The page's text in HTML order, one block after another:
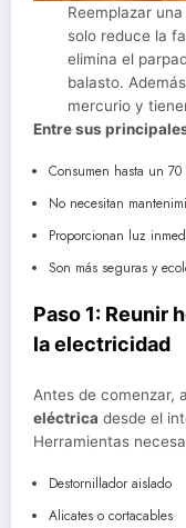
Reemplazar
solo reduce la
elimina el
balasto.
mercurio y
Entre sus
Consumen hasta un
No necesitan
Proporcionan luz
Son más seguras y
Paso 1: Reunir
la electricidad
Antes de comenzar,
eléctrica desde el
Herramientas
Destornillador aislado
Alicates o cortacables